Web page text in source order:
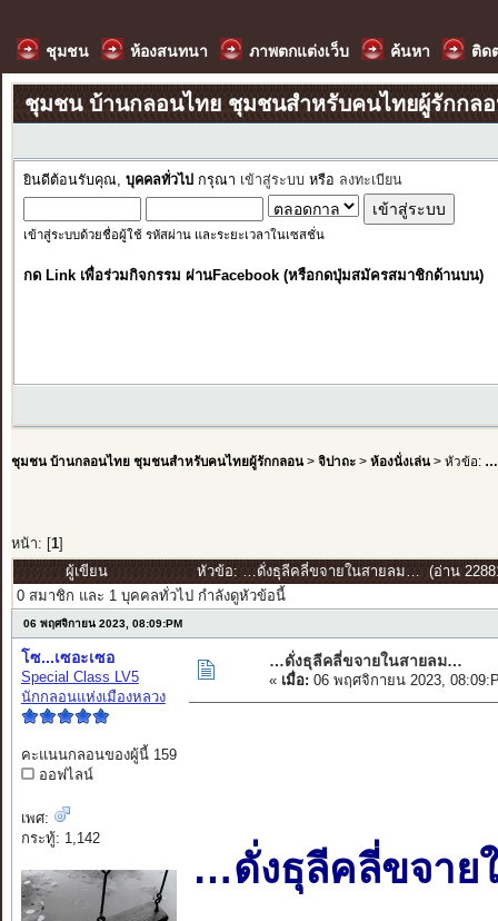
ชุมชน ห้องสนทนา ภาพตกแต่งเว็บ ค้นหา ติด
ชุมชน บ้านกลอนไทย ชุมชนสำหรับคนไทยผู้รักกล
ยินดีต้อนรับคุณ, บุคคลทั่วไป กรุณา เข้าสู่ระบบ หรือ ลงทะเบียน
เข้าสู่ระบบด้วยชื่อผู้ใช้ รหัสผ่าน และระยะเวลาในเซสชั่น
กด Link เพื่อร่วมกิจกรรม ผ่านFacebook (หรือกดปุ่มสมัครสมาชิกด้านบน)
ชุมชน บ้านกลอนไทย ชุมชนสำหรับคนไทยผู้รักกลอน> จิปาถะ> ห้องนั่งเล่น> หัวข้อ: …
หน้า: [ 1]
ผู้เขียน
หัวข้อ: …ดั่งธุลีคลี่ขจายในสายลม… (อ่าน
0 สมาชิก และ 1 บุคคลทั่วไป กำลังดูหัวข้อนี้
06 พฤศจิกายน 2023, 08:09:PM
โซ...เซอะเซอ
Special Class LV5
นักกลอนแห่งเมืองหลวง
คะแนนกลอนของผู้นี้ 159
ออฟไลน์
เพศ:
กระทู้: 1,142
…ดั่งธุลีคลี่ขจายในสายลม…
« เมื่อ: 06 พฤศจิกายน 2023,
…ดั่งธุลีคลี่ขจาย